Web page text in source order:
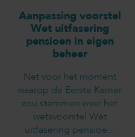
Aanpassing voorstel
Wet uitfasering
pensioen in eigen
beheer
Net voor het moment
waarop de Eerste Kamer
zou stemmen over het
wetsvoorstel Wet
uitfasering pensioe...